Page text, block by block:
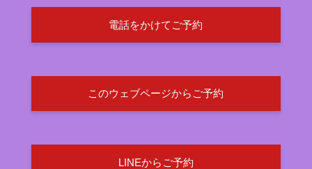
電話をかけてご予約
このウェブページからご予約
LINEからご予約